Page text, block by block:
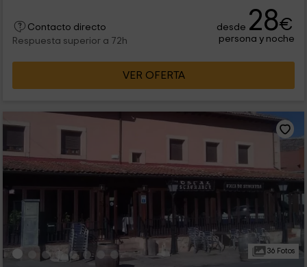
Contacto directo
Respuesta superior a 72h
desde 28€
persona y noche
VER OFERTA
36 Fotos